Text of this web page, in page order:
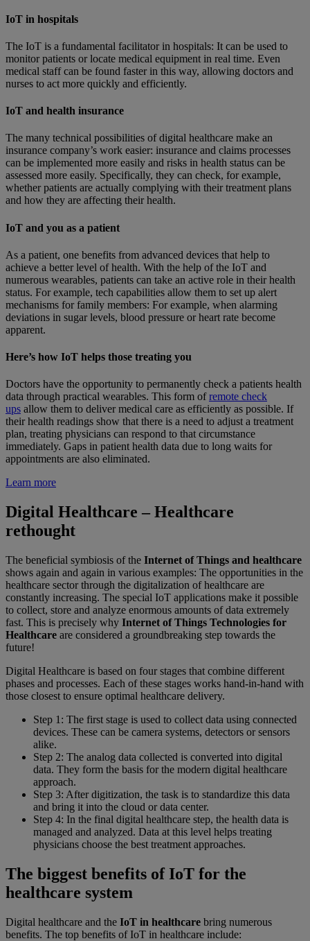
IoT in hospitals
The IoT is a fundamental facilitator in hospitals: It can be used to
monitor patients or locate medical equipment in real time. Even
medical staff can be found faster in this way, allowing doctors and
nurses to act more quickly and efficiently.
IoT and health insurance
The many technical possibilities of digital healthcare make an
insurance company’s work easier: insurance and claims processes
can be implemented more easily and risks in health status can be
assessed more easily. Specifically, they can check, for example,
whether patients are actually complying with their treatment plans
and how they are affecting their health.
IoT and you as a patient
As a patient, one benefits from advanced devices that help to
achieve a better level of health. With the help of the IoT and
numerous wearables, patients can take an active role in their health
status. For example, tech capabilities allow them to set up alert
mechanisms for family members: For example, when alarming
deviations in sugar levels, blood pressure or heart rate become
apparent.
Here’s how IoT helps those treating you
Doctors have the opportunity to permanently check a patients health
data through practical wearables. This form ofremote check
ups allow them to deliver medical care as efficiently as possible. If
their health readings show that there is a need to adjust a treatment
plan, treating physicians can respond to that circumstance
immediately. Gaps in patient health data due to long waits for
appointments are also eliminated.
Learn more
Digital Healthcare – Healthcare
rethought
The beneficial symbiosis of the Internet of Things and healthcare
shows again and again in various examples: The opportunities in the
healthcare sector through the digitalization of healthcare are
constantly increasing. The special IoT applications make it possible
to collect, store and analyze enormous amounts of data extremely
fast. This is precisely why Internet of Things Technologies for
Healthcare are considered a groundbreaking step towards the
future!
Digital Healthcare is based on four stages that combine different
phases and processes. Each of these stages works hand-in-hand with
those closest to ensure optimal healthcare delivery.
Step 1: The first stage is used to collect data using connected
devices. These can be camera systems, detectors or sensors
alike.
Step 2: The analog data collected is converted into digital
data. They form the basis for the modern digital healthcare
approach.
Step 3: After digitization, the task is to standardize this data
and bring it into the cloud or data center.
Step 4: In the final digital healthcare step, the health data is
managed and analyzed. Data at this level helps treating
physicians choose the best treatment approaches.
The biggest benefits of IoT for the
healthcare system
Digital healthcare and the IoT in healthcare bring numerous
benefits. The top benefits of IoT in healthcare include: